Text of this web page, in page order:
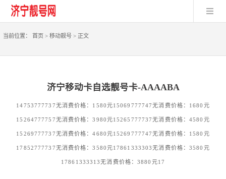
当前位置： 首页> 移动靓号 >正文
济宁移动卡自选靓号卡-AAAABA
14753777737无消费价格：1580元15069777747无消费价格：1680元
15264777757无消费价格：3980元15265777737无消费价格：4580元
15269777737无消费价格：4680元15269777747无消费价格：1580元
17852777737无消费价格：3580元17861333303无消费价格：3580元
17861333313无消费价格：3880元17